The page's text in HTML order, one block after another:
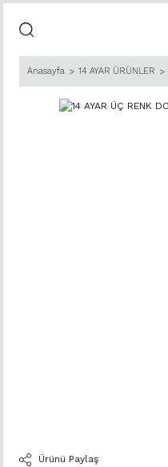
Anasayfa 14 AYAR ÜRÜNLER
Ürünü Paylaş